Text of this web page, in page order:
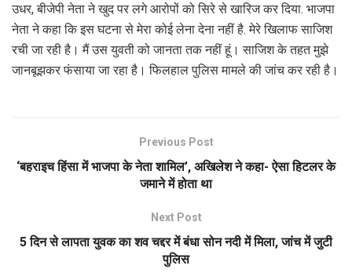
उधर, बीजेपी नेता ने खुद पर लगे आरोपों को सिरे से खारिज कर दिया. भाजपा
नेता ने कहा कि इस घटना से मेरा कोई लेना देना नहीं है. मेरे खिलाफ साजिश
रची जा रही है। मैं उस युवती को जानता तक नहीं हूं। साजिश के तहत मुझे
जानबूझकर फंसाया जा रहा है। फिलहाल पुलिस मामले की जांच कर रही है।
Previous Post
‘बहराइच हिंसा में भाजपा के नेता शामिल’, अखिलेश ने कहा- ऐसा हिटलर के
जमाने में होता था
Next Post
5 दिन से लापता युवक का शव चद्दर में बंधा सोन नदी में मिला, जांच में जुटी
पुलिस